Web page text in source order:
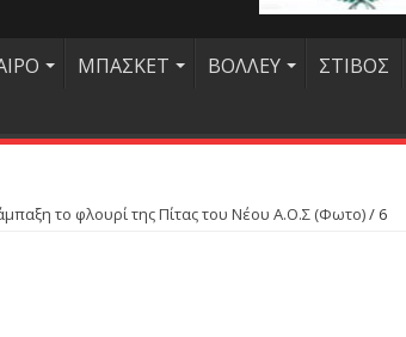
ΜΠΑΣΚΕΤ ΒΟΛΛΕΥ ΣΤΙΒΟΣ
το φλουρί της Πίτας του Νέου Α.Ο.Σ (Φωτο)/ 6